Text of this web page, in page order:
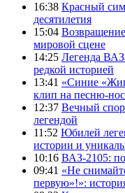
16:38 Красный
десятилетия
15:04
мировой сцене
14:25 Легенда
редкой историей
13:41 «Синие
клип на песню-
12:37 Вечный спор
легендой
11:52 Юбилей
истории и
10:16 ВАЗ-2105:
09:41 «Не
первую»!»: